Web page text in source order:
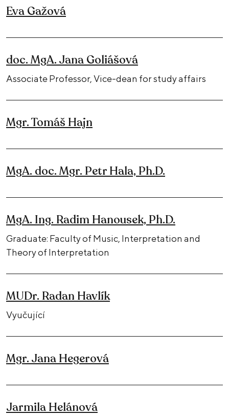
Eva Gažová
doc. MgA. Jana Goliášová
Associate Professor, Vice-dean for study affairs
Mgr. Tomáš Hajn
MgA. doc. Mgr. Petr Hala, Ph.D.
MgA. Ing. Radim Hanousek, Ph.D.
Graduate: Faculty of Music, Interpretation and
Theory of Interpretation
MUDr. Radan Havlík
Vyučující
Mgr. Jana Hegerová
Jarmila Helánová